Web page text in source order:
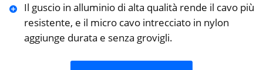
Il guscio in alluminio di alta qualità rende il cavo più
resistente, e il micro cavo intrecciato in nylon
aggiunge durata e senza grovigli.